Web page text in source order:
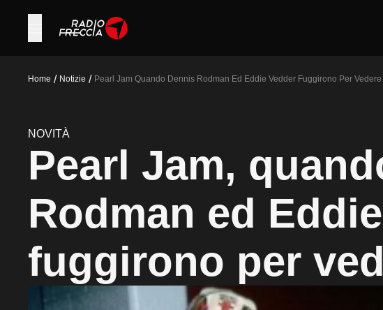
Home / Notizie / Pearl Jam Quando Dennis Rodman Ed Eddie Vedder Fuggirono Per
NOVITÀ
Pearl Jam,
Rodman ed
fuggirono per